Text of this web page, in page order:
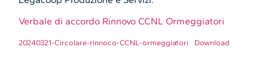
Verbale di accordo Rinnovo CCNL Ormeggiatori
20240321-Circolare-rinnoco-CCNL-ormeggiatori Download